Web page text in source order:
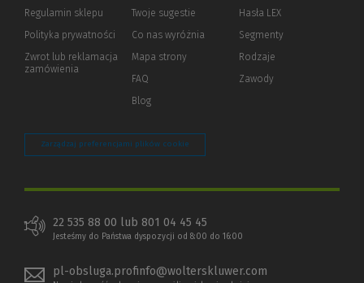
Regulamin sklepu
Polityka prywatności (Nowe
(Link
innej
Zwrot lub reklamacja
zamówienia
innej
Twoje sugestie
Co nas wyróżnia
Mapa strony
FAQ
Blog
Hasła LEX
Segmenty
Rodzaje
Zawody
Zarządzaj preferencjami plików cookie
22 535 88 00 lub 801 04 45 45
Jesteśmy do Państwa dyspozycji od 8:00 do 16:00
pl-obsluga.profinfo@wolterskluwer.com